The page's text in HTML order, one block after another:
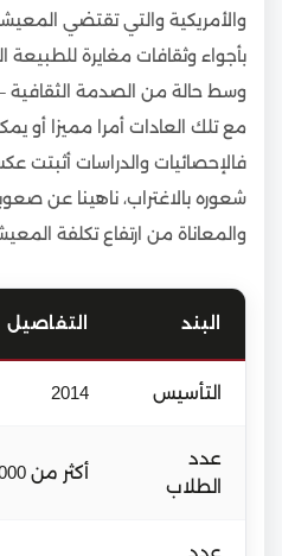
والأمريكية والتي تقتضي
بأجواء وثقافات مغايرة للطبيعة
وسط حالة من الصدمة الثقافية
مع تلك العادات أمرا مميزا أو
فالإحصائيات والدراسات أثبتت
شعوره بالاغتراب، ناهينا عن
والمعاناة من ارتفاع تكلفة
البند التفاصيل
التأسيس 2014
عدد
الطلاب
أكثر من 16,000 طالب
عدد